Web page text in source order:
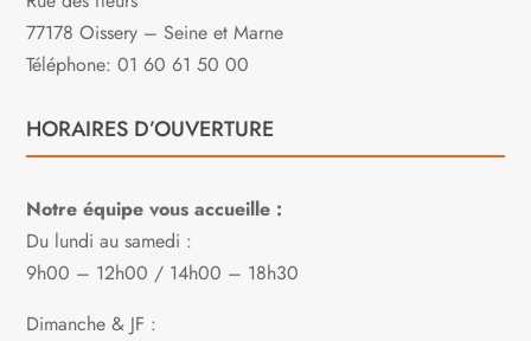
77178 Oissery – Seine et Marne
Téléphone: 01 60 61 50 00
HORAIRES D’OUVERTURE
Notre équipe vous accueille :
Du lundi au samedi :
9h00 – 12h00 / 14h00 – 18h30
Dimanche & JF :